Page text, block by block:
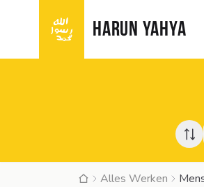
HARUN YAHYA
Alles Werken